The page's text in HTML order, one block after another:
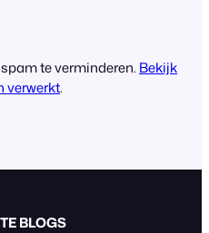
te verminderen. Bekijk
verwerkt.
BLOGS